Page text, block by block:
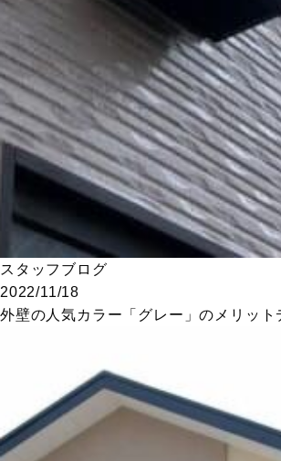
スタッフブログ
2022/11/18
外壁の人気カラー「グレー」のメリット